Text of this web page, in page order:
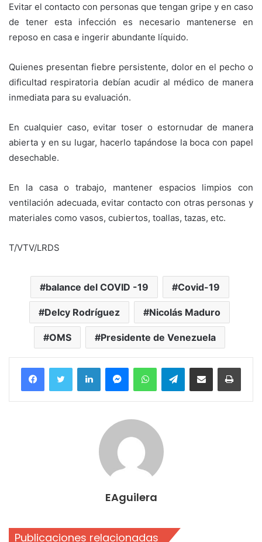
Evitar el contacto con personas que tengan gripe y en caso
de tener esta infección es necesario mantenerse en
reposo en casa e ingerir abundante líquido.
Quienes presentan fiebre persistente, dolor en el pecho o
dificultad respiratoria debían acudir al médico de manera
inmediata para su evaluación.
En cualquier caso, evitar toser o estornudar de manera
abierta y en su lugar, hacerlo tapándose la boca con papel
desechable.
En la casa o trabajo, mantener espacios limpios con
ventilación adecuada, evitar contacto con otras personas y
materiales como vasos, cubiertos, toallas, tazas, etc.
T/VTV/LRDS
balance del COVID -19 Covid-19
Delcy Rodríguez Nicolás Maduro
OMS Presidente de Venezuela
FacebookTwitter LinkedInMessengerWhatsAppTelegramCompartir por correo electrónico
EAguilera
Publicaciones relacionadas